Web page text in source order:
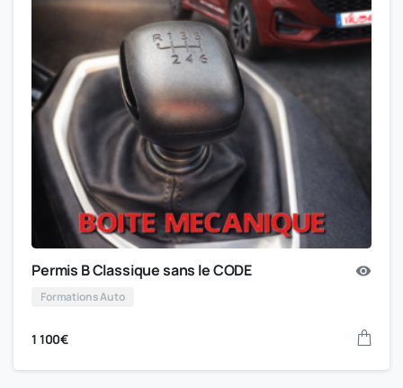
Permis B Classique sans le CODE
Formations Auto
1 100€